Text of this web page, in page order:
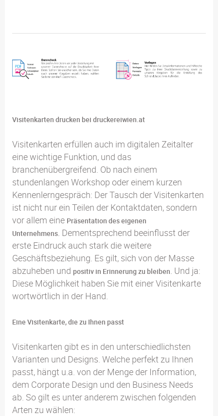
Visitenkarten drucken bei druckereiwien.at
Visitenkarten erfüllen auch im digitalen Zeitalter
eine wichtige Funktion, und das
branchenübergreifend. Ob nach einem
stundenlangen Workshop oder einem kurzen
Kennenlerngespräch: Der Tausch der Visitenkarten
ist nicht nur ein Teilen der Kontaktdaten, sondern
vor allem eine Präsentation des eigenen
Unternehmens. Dementsprechend beeinflusst der
erste Eindruck auch stark die weitere
Geschäftsbeziehung. Es gilt, sich von der Masse
abzuheben und positiv in Erinnerung zu bleiben. Und ja:
Diese Möglichkeit haben Sie mit einer Visitenkarte
wortwörtlich in der Hand.
Eine Visitenkarte, die zu Ihnen passt
Visitenkarten gibt es in den unterschiedlichsten
Varianten und Designs. Welche perfekt zu Ihnen
passt, hängt u.a. von der Menge der Information,
dem Corporate Design und den Business Needs
ab. So gilt es unter anderem zwischen folgenden
Arten zu wählen: